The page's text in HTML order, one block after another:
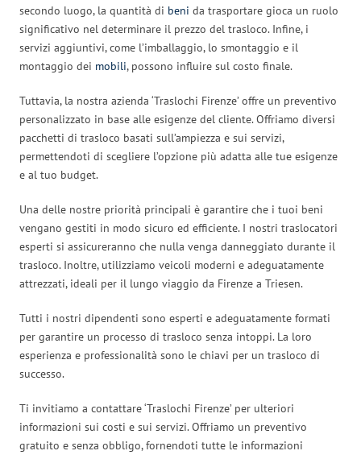
secondo luogo, la quantità di beni da trasportare gioca un ruolo
significativo nel determinare il prezzo del trasloco. Infine, i
servizi aggiuntivi, come l’imballaggio, lo smontaggio e il
montaggio dei mobili, possono influire sul costo finale.
Tuttavia, la nostra azienda ‘Traslochi Firenze’ offre un preventivo
personalizzato in base alle esigenze del cliente. Offriamo diversi
pacchetti di trasloco basati sull’ampiezza e sui servizi,
permettendoti di scegliere l’opzione più adatta alle tue esigenze
e al tuo budget.
Una delle nostre priorità principali è garantire che i tuoi beni
vengano gestiti in modo sicuro ed efficiente. I nostri traslocatori
esperti si assicureranno che nulla venga danneggiato durante il
trasloco. Inoltre, utilizziamo veicoli moderni e adeguatamente
attrezzati, ideali per il lungo viaggio da Firenze a Triesen.
Tutti i nostri dipendenti sono esperti e adeguatamente formati
per garantire un processo di trasloco senza intoppi. La loro
esperienza e professionalità sono le chiavi per un trasloco di
successo.
Ti invitiamo a contattare ‘Traslochi Firenze’ per ulteriori
informazioni sui costi e sui servizi. Offriamo un preventivo
gratuito e senza obbligo, fornendoti tutte le informazioni